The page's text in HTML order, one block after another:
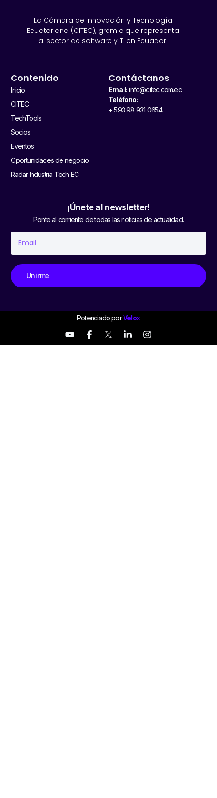
La Cámara de Innovación y Tecnología
Ecuatoriana (CITEC), gremio que representa
al sector de software y TI en Ecuador.
Contenido
Inicio
CITEC
TechTools
Socios
Eventos
Oportunidades de negocio
Radar Industria Tech EC
Contáctanos
Email:info@citec.com.ec
Teléfono:
+ 593 98 931 0654
¡Únete al newsletter!
Ponte al corriente de todas las noticias de actualidad.
Unirme
Potenciado porVelox